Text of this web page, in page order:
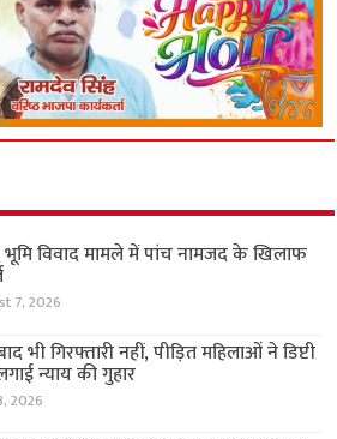
विवाद मामले में पांच नामजद के खिलाफ
7, 2026
भी गिरफ्तारी नहीं, पीड़ित महिलाओं ने डिप्टी
न्याय की गुहार
2026